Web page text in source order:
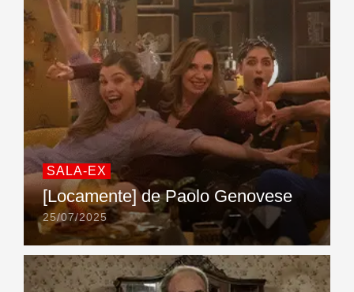
SALA-EX
[Locamente] de Paolo Genovese
25/07/2025